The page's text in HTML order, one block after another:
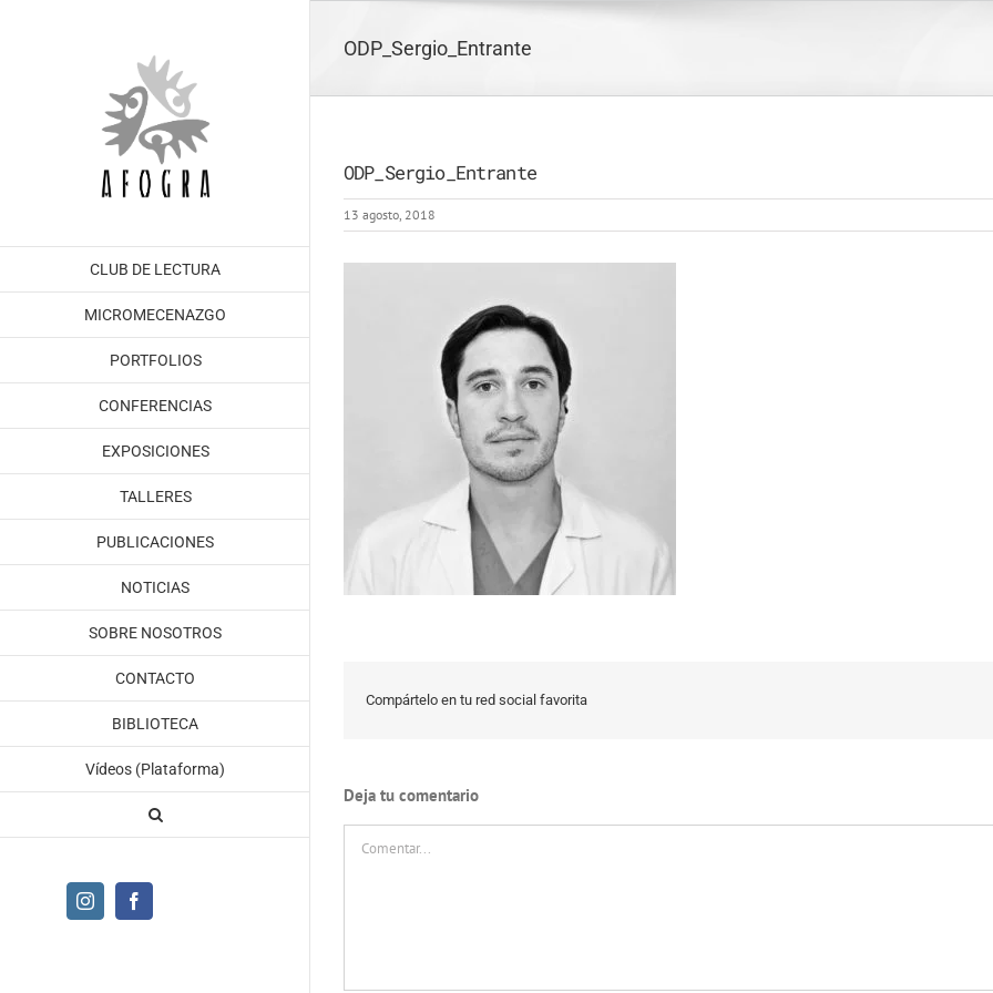
CLUB DE LECTURA
MICROMECENAZGO
PORTFOLIOS
CONFERENCIAS
EXPOSICIONES
TALLERES
PUBLICACIONES
NOTICIAS
SOBRE NOSOTROS
CONTACTO
BIBLIOTECA
Vídeos (Plataforma)
Instagram
ODP_Sergio_Entrante
ODP_Sergio_Entrante
13 agosto, 2018
Compártelo en tu red social favorita
Deja tu comentario